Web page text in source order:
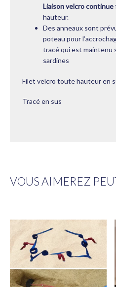
Liaison velcro
hauteur.
Des anneaux sont
poteau pour
tracé qui est maintenu
sardines
Filet velcro toute hauteur en
Tracé en sus
VOUS AIMEREZ